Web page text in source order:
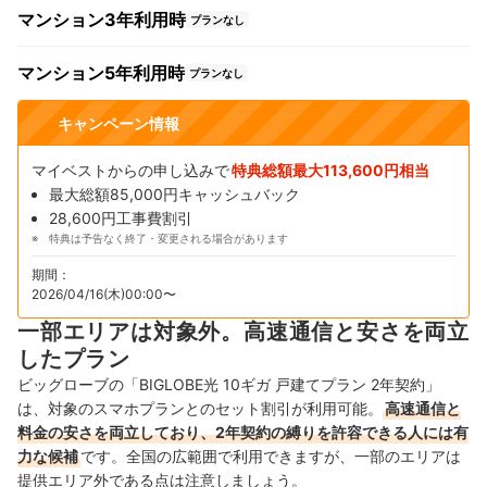
マンション3年利用時 プランなし
マンション5年利用時 プランなし
キャンペーン情報
マイベストからの申し込みで特典総額最大113,600円相当
最大総額85,000円キャッシュバック
28,600円工事費割引
特典は予告なく終了・変更される場合があります
期間：
2026/04/16(木)00:00〜
一部エリアは対象外。高速通信と安さを両立
したプラン
ビッグローブの「BIGLOBE光 10ギガ 戸建てプラン 2年契約」
は、対象のスマホプランとのセット割引が利用可能。
高速通信と
料金の安さを両立しており、2年契約の縛りを許容できる人には有
力な候補です。全国の広範囲で利用できますが、一部のエリアは
提供エリア外である点は注意しましょう。